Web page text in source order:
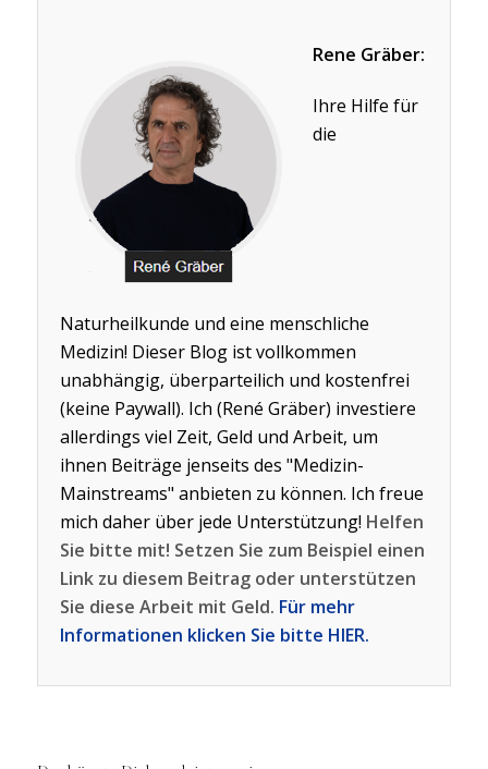
Rene Gräber:
Ihre Hilfe für
die
Naturheilkunde und eine menschliche
Medizin! Dieser Blog ist vollkommen
unabhängig, überparteilich und kostenfrei
(keine Paywall). Ich (René Gräber) investiere
allerdings viel Zeit, Geld und Arbeit, um
ihnen Beiträge jenseits des "Medizin-
Mainstreams" anbieten zu können. Ich freue
mich daher über jede Unterstützung! Helfen
Sie bitte mit! Setzen Sie zum Beispiel einen
Link zu diesem Beitrag oder unterstützen
Sie diese Arbeit mit Geld. Für mehr
Informationen klicken Sie bitte HIER.